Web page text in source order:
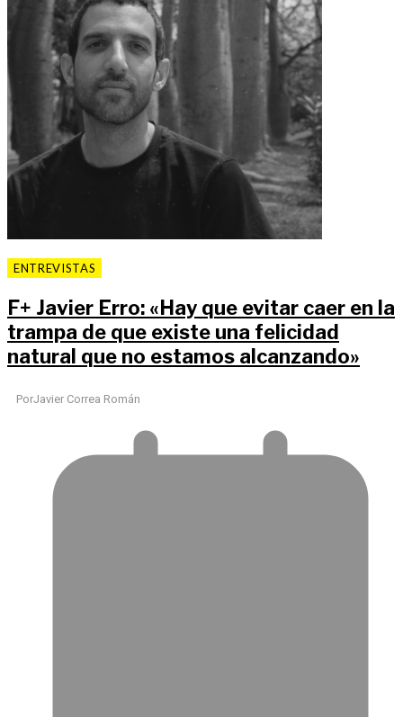
ENTREVISTAS
F+ Javier Erro: «Hay que evitar caer en la
trampa de que existe una felicidad
natural que no estamos alcanzando»
PorJavier Correa Román